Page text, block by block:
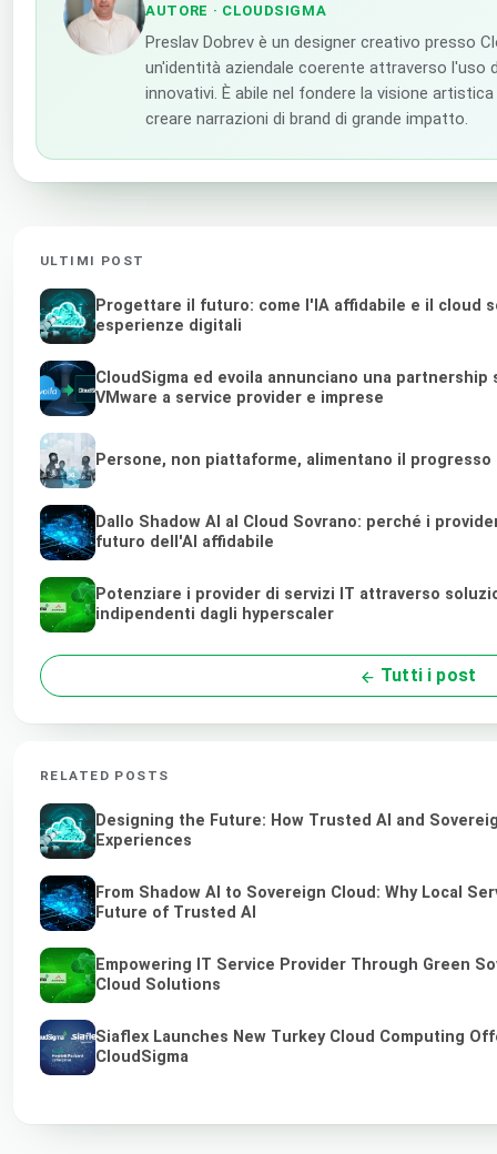
AUTORE · CLOUDSIGMA
Preslav Dobrev è un designer creativo presso
un'identità aziendale coerente attraverso l'uso
innovativi. È abile nel fondere la visione
creare narrazioni di brand di grande impatto.
ULTIMI POST
Progettare il futuro: come l'IA affidabile e il cloud
esperienze digitali
CloudSigma ed evoila annunciano una
VMware a service provider e imprese
Persone, non piattaforme, alimentano il progresso
Dallo Shadow AI al Cloud Sovrano: perché i
futuro dell'AI affidabile
Potenziare i provider di servizi IT attraverso
indipendenti dagli hyperscaler
Tutti i post
RELATED POSTS
Designing the Future: How Trusted AI and
Experiences
From Shadow AI to Sovereign Cloud: Why Local
Future of Trusted AI
Empowering IT Service Provider Through Green
Cloud Solutions
Siaflex Launches New Turkey Cloud Computing
CloudSigma